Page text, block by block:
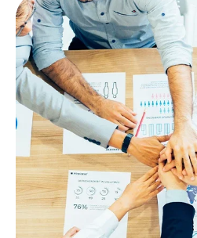
publicidade, jogos e